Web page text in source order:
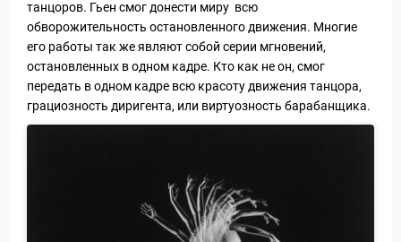
танцоров. Гьен смог донести миру всю
обворожительность остановленного движения. Многие
его работы так же являют собой серии мгновений,
остановленных в одном кадре. Кто как не он, смог
передать в одном кадре всю красоту движения танцора,
грациозность диригента, или виртуозность барабанщика.